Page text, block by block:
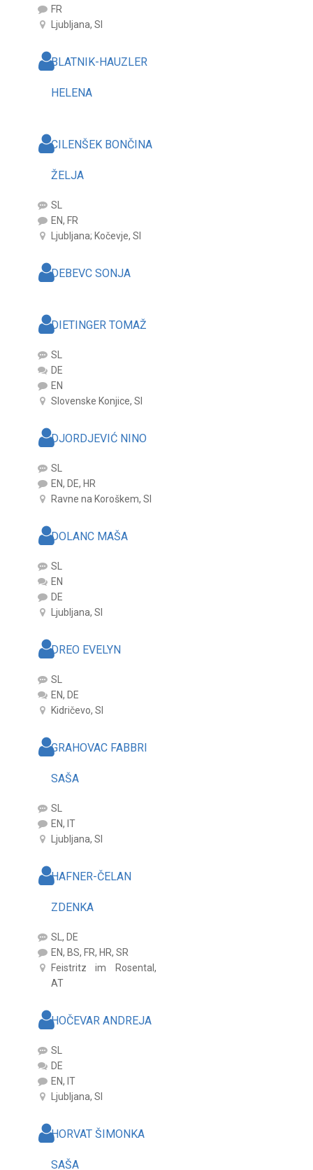
FR
Ljubljana, SI
BLATNIK-HAUZLER
HELENA
CILENŠEK BONČINA
ŽELJA
SL
EN, FR
Ljubljana; Kočevje, SI
DEBEVC SONJA
DIETINGER TOMAŽ
SL
DE
EN
Slovenske Konjice, SI
DJORDJEVIĆ NINO
SL
EN, DE, HR
Ravne na Koroškem, SI
DOLANC MAŠA
SL
EN
DE
Ljubljana, SI
DREO EVELYN
SL
EN, DE
Kidričevo, SI
GRAHOVAC FABBRI
SAŠA
SL
EN, IT
Ljubljana, SI
HAFNER-ČELAN
ZDENKA
SL, DE
EN, BS, FR, HR, SR
Feistritz im Rosental,
AT
HOČEVAR ANDREJA
SL
DE
EN, IT
Ljubljana, SI
HORVAT ŠIMONKA
SAŠA